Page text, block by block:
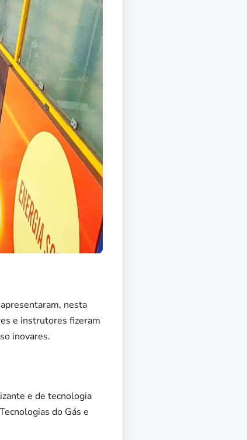
nesta
e instrutores fizeram
inovares.
e de tecnologia
do Gás e